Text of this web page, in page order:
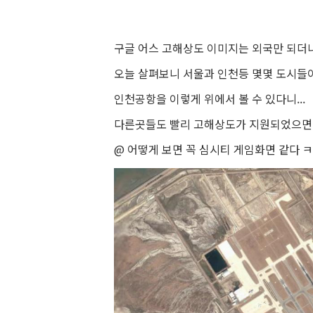
구글 어스 고해상도 이미지는 외국만 되더
오늘 살펴보니 서울과 인천등 몇몇 도시들
인천공항을 이렇게 위에서 볼 수 있다니...
다른곳들도 빨리 고해상도가 지원되었으
@ 어떻게 보면 꼭 심시티 게임화면 같다